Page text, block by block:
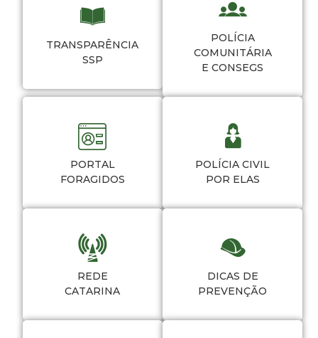
TRANSPARÊNCIA
SSP
POLÍCIA
COMUNITÁRIA
E CONSEGS
PORTAL
FORAGIDOS
POLÍCIA CIVIL
POR ELAS
REDE
CATARINA
DICAS DE
PREVENÇÃO